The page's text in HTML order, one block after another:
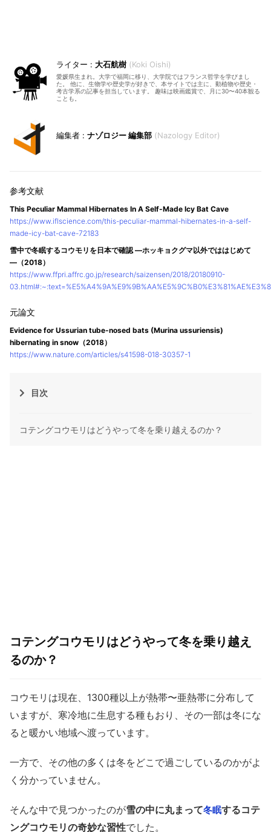
大石航樹 Koki Oishi
愛媛県生まれ。大学で福岡に移り、大学院ではフランス哲学を学びまし
た。 他に、生物学や歴史学が好きで、本サイトでは主に、動植物や歴史・
考古学系の記事を担当しています。 趣味は映画鑑賞で、月に30〜40本観る
ことも。
ナゾロジー 編集部 Nazology Editor
This Peculiar Mammal Hibernates In A Self-Made Icy Bat Cave
https://www.iflscience.com/this-peculiar-mammal-hibernates-in-a-self-
made-icy-bat-cave-72183
雪中で冬眠するコウモリを日本で確認 ―ホッキョクグマ以外でははじめて
―（2018）
https://www.ffpri.affrc.go.jp/research/saizensen/2018/20180910-
Evidence for Ussurian tube-nosed bats (Murina ussuriensis)
hibernating in snow（2018）
https://www.nature.com/articles/s41598-018-30357-1
目次
コテングコウモリはどうやって冬を乗り越えるのか？
コテングコウモリはどうやって冬を乗り越え
るのか？
コウモリは現在、1300種以上が熱帯〜亜熱帯に分布して
いますが、寒冷地に生息する種もおり、その一部は冬にな
ると暖かい地域へ渡っています。
一方で、その他の多くは冬をどこで過ごしているのかがよ
く分かっていません。
そんな中で見つかったのが雪の中に丸まって冬眠するコテ
ングコウモリの奇妙な習性でした。